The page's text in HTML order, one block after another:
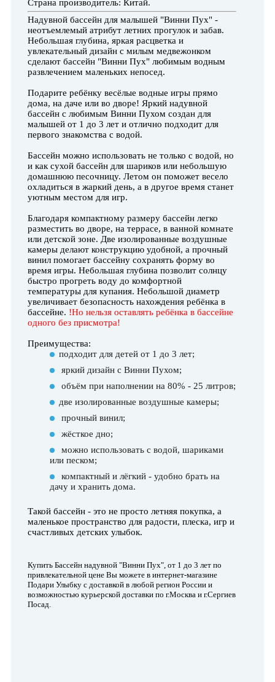
Страна производитель: Китай.
Надувной бассейн для малышей "Винни Пух" -
неотъемлемый атрибут летних прогулок и забав.
Небольшая глубина, яркая расцветка и
увлекательный дизайн с милым медвежонком
сделают бассейн "Винни Пух" любимым водным
развлечением маленьких непосед.
Подарите ребёнку весёлые водные игры прямо
дома, на даче или во дворе! Яркий надувной
бассейн с любимым Винни Пухом создан для
малышей от 1 до 3 лет и отлично подходит для
первого знакомства с водой.
Бассейн можно использовать не только с водой, но
и как сухой бассейн для шариков или небольшую
домашнюю песочницу. Летом он поможет весело
охладиться в жаркий день, а в другое время станет
уютным местом для игр.
Благодаря компактному размеру бассейн легко
разместить во дворе, на террасе, в ванной комнате
или детской зоне. Две изолированные воздушные
камеры делают конструкцию удобной, а прочный
винил помогает бассейну сохранять форму во
время игры. Небольшая глубина позволит солнцу
быстро прогреть воду до комфортной
температуры для купания. Небольшой диаметр
увеличивает безопасность нахождения ребёнка в
бассейне. !Но нельзя оставлять ребёнка в бассейне
одного без присмотра!
Преимущества:
подходит для детей от 1 до 3 лет;
яркий дизайн с Винни Пухом;
объём при наполнении на 80% - 25 литров;
две изолированные воздушные камеры;
прочный винил;
жёсткое дно;
можно использовать с водой, шариками
или песком;
компактный и лёгкий - удобно брать на
дачу и хранить дома.
Такой бассейн - это не просто летняя покупка, а
маленькое пространство для радости, плеска, игр и
счастливых детских улыбок.
Купить Бассейн надувной "Винни Пух", от 1 до 3 лет по
привлекательной цене Вы можете в интернет-магазине
Подари Улыбку с доставкой в любой регион России и
возможностью курьерской доставки по г.Москва и г.Сергиев
Посад.